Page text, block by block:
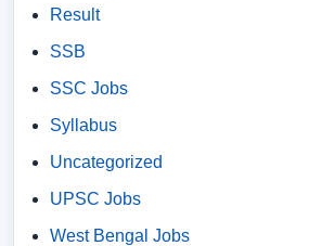
Result
SSB
SSC Jobs
Syllabus
Uncategorized
UPSC Jobs
West Bengal Jobs